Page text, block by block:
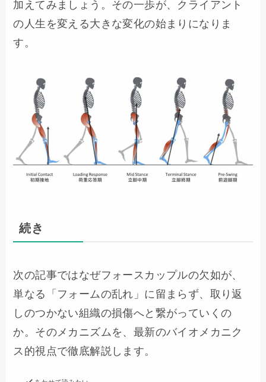
加えてみましょう。その一歩が、クライアント
の人生を変える大きな変化の始まりになりま
す。
続き
次の記事ではなぜフォースカップルの欠如が、
単なる「フォームの乱れ」に留まらず、取り返
しのつかない組織の損傷へと繋がっていくの
か。そのメカニズムを、最新のバイオメカニク
ス的視点で徹底解説します。